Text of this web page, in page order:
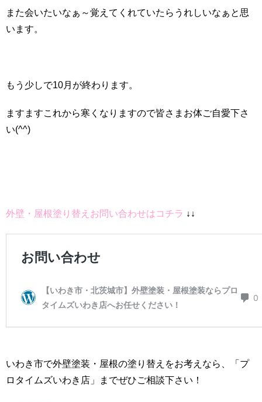
また会いたいなぁ～覚えてくれていたらうれしいなぁと思
います。
もう少しで10月が終わります。
ますますこれから寒くなりますので皆さまお体ご自愛下さ
い(^^)
外壁・屋根塗り替えお問い合わせはコチラ ↓↓
いわき市で外壁塗装・屋根の塗り替えをお考えなら、「プ
ロタイムズいわき店」までぜひご相談下さい！